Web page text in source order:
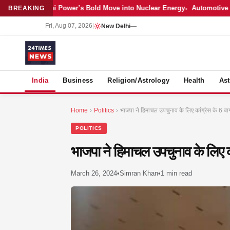
BREAKING
Latest: Adani Power’s Bold Move into Nuclear Energy Automotive
Fri, Aug 07, 2026 New Delhi—
India Business Religion/Astrology Health
Home › Politics › भाजपा ने हिमाचल उपचुनाव के लिए कांग्रेस के 6
POLITICS
भाजपा ने हिमाचल उपचुनाव के लिए
March 26, 2024•Simran Khan•1 min read